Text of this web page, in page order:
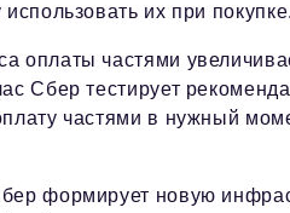
их при покупке.
оплаты частями
Сбер тестирует
частями в нужный
формирует новую